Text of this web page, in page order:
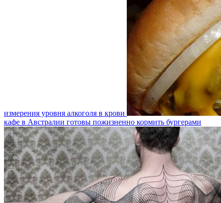
измерения уровня алкоголя в крови
кафе в Австралии готовы пожизненно кормить бургерами